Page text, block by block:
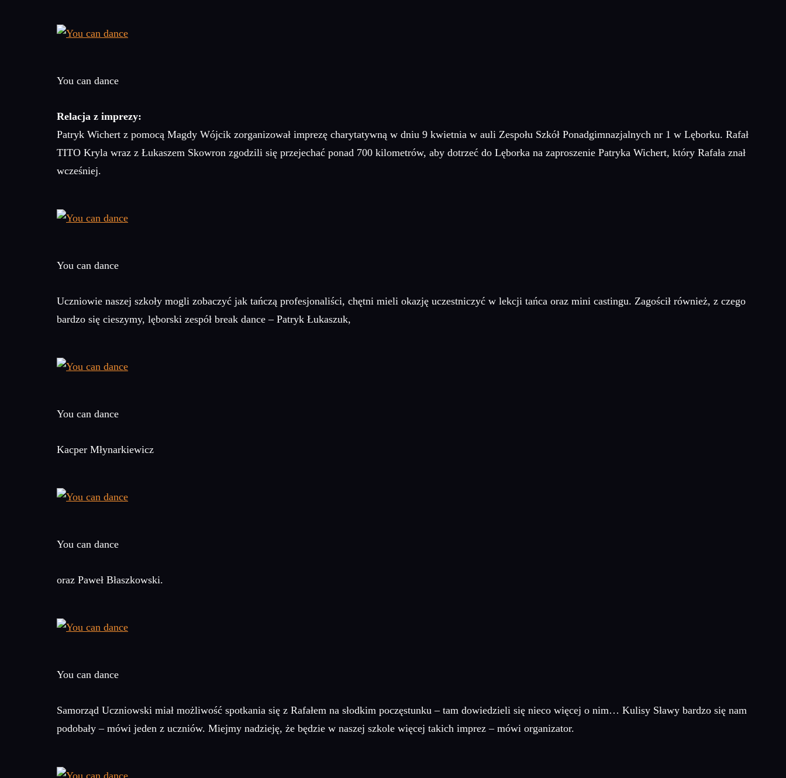
You can dance
Relacja z imprezy:
Patryk Wichert z pomocą Magdy Wójcik zorganizował imprezę charytatywną w dniu 9 kwietnia w auli Zespołu Szkół Ponadgimnazjalnych nr 1 w Lęborku. Rafał
TITO Kryla wraz z Łukaszem Skowron zgodzili się przejechać ponad 700 kilometrów, aby dotrzeć do Lęborka na zaproszenie Patryka Wichert, który Rafała znał
wcześniej.
You can dance
Uczniowie naszej szkoły mogli zobaczyć jak tańczą profesjonaliści, chętni mieli okazję uczestniczyć w lekcji tańca oraz mini castingu. Zagościł również, z czego
bardzo się cieszymy, lęborski zespół break dance – Patryk Łukaszuk,
You can dance
Kacper Młynarkiewicz
You can dance
oraz Paweł Błaszkowski.
You can dance
Samorząd Uczniowski miał możliwość spotkania się z Rafałem na słodkim poczęstunku – tam dowiedzieli się nieco więcej o nim… Kulisy Sławy bardzo się nam
podobały – mówi jeden z uczniów. Miejmy nadzieję, że będzie w naszej szkole więcej takich imprez – mówi organizator.